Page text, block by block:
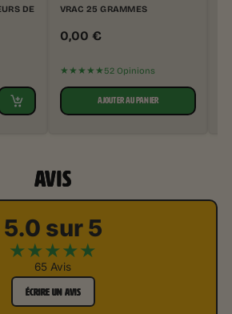
DE VRAC 25 GRAMMES
0,00 €
★★★★★52 Opinions
AJOUTER AU PANIER
AVIS
5.0 sur 5
★★★★★
65 Avis
ÉCRIRE UN AVIS